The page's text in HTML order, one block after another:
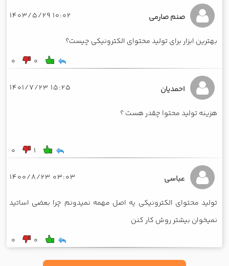
صنم صارمی 10:02 1403/5/29
بهترین ابزار برای تولید محتوای الکترونیکی چیست؟
0
0
احمدیان 15:25 1401/7/23
هزینه تولید محتوا چقدر هست ؟
1
0
عباسی 03:03 1400/8/23
تولید محتوای الکترونیکی یه اصل مهمه نمیدونم چرا بعضی اساتید
نمیخوان بیشتر روش کار کنن
0
0